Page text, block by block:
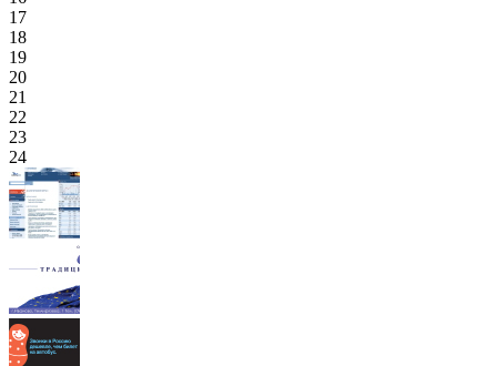
17
18
19
20
21
22
23
24